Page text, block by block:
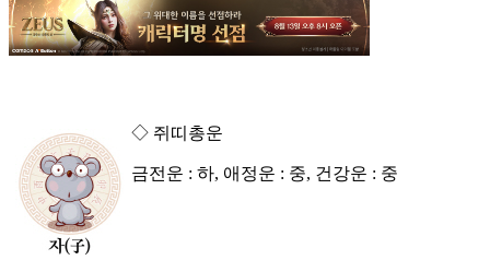
◇ 쥐띠총운
금전운 : 하, 애정운 : 중, 건강운 : 중